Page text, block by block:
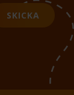
SKICKA